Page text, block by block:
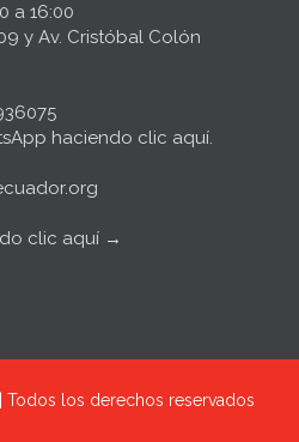
a 16:00
y Av. Cristóbal Colón
haciendo clic aquí.
clic aquí →
Todos los derechos reservados